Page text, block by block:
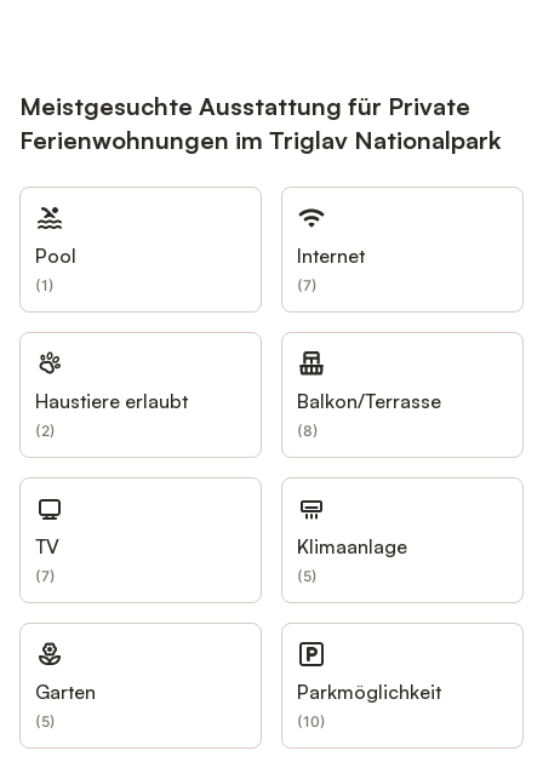
Meistgesuchte Ausstattung für Private
Ferienwohnungen im Triglav Nationalpark
Pool
(1)
Internet
(7)
Haustiere erlaubt
(2)
Balkon/Terrasse
(8)
TV
(7)
Klimaanlage
(5)
Garten
(5)
Parkmöglichkeit
(10)